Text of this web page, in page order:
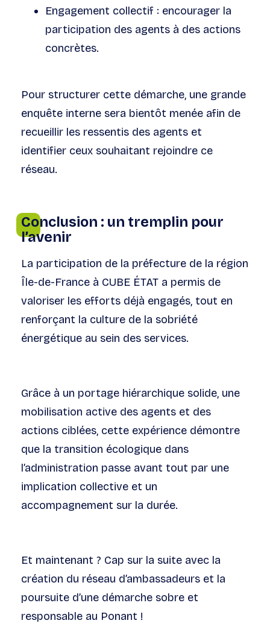
Engagement collectif : encourager la
participation des agents à des actions
concrètes.
Pour structurer cette démarche, une grande
enquête interne sera bientôt menée afin de
recueillir les ressentis des agents et
identifier ceux souhaitant rejoindre ce
réseau.
Conclusion : un tremplin pour
l’avenir
La participation de la préfecture de la région
Île-de-France à CUBE ÉTAT a permis de
valoriser les efforts déjà engagés, tout en
renforçant la culture de la sobriété
énergétique au sein des services.
Grâce à un portage hiérarchique solide, une
mobilisation active des agents et des
actions ciblées, cette expérience démontre
que la transition écologique dans
l’administration passe avant tout par une
implication collective et un
accompagnement sur la durée.
Et maintenant ? Cap sur la suite avec la
création du réseau d’ambassadeurs et la
poursuite d’une démarche sobre et
responsable au Ponant !